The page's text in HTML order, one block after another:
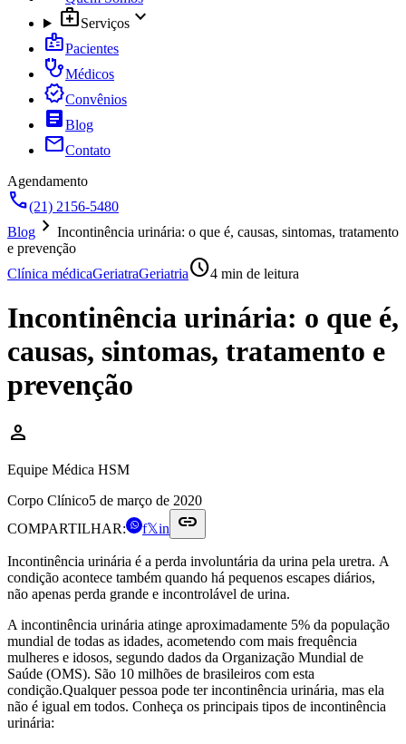
medical_servicesServiçosexpand_more
badgePacientes
stethoscopeMédicos
verifiedConvênios
articleBlog
mailContato
Agendamento
call(21) 2156-5480
Blog chevron_right Incontinência urinária: o que é, causas, sintomas, tratamento
e prevenção
Clínica médicaGeriatraGeriatriaschedule4 min de leitura
Incontinência urinária: o que é,
causas, sintomas, tratamento e
prevenção
person
Equipe Médica HSM
Corpo Clínico5 de março de 2020
COMPARTILHAR:
f𝕏in link
Incontinência urinária é a perda involuntária da urina pela uretra. A
condição acontece também quando há pequenos escapes diários,
não apenas perda grande e incontrolável de urina.
A incontinência urinária atinge aproximadamente 5% da população
mundial de todas as idades, acometendo com mais frequência
mulheres e idosos, segundo dados da Organização Mundial de
Saúde (OMS). São 10 milhões de brasileiros com esta
condição.Qualquer pessoa pode ter incontinência urinária, mas ela
não é igual em todos. Conheça os principais tipos de incontinência
urinária: